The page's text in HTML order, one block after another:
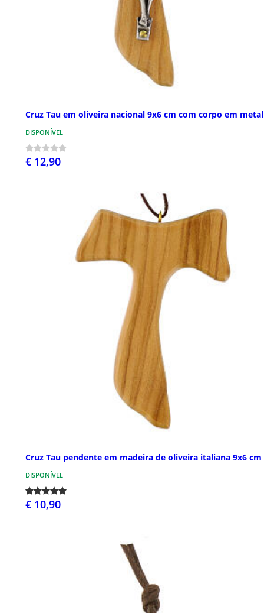
Cruz Tau em oliveira nacional 9x6 cm com corpo em metal
DISPONÍVEL
€ 12,90
Cruz Tau pendente em madeira de oliveira italiana 9x6 cm
DISPONÍVEL
€ 10,90